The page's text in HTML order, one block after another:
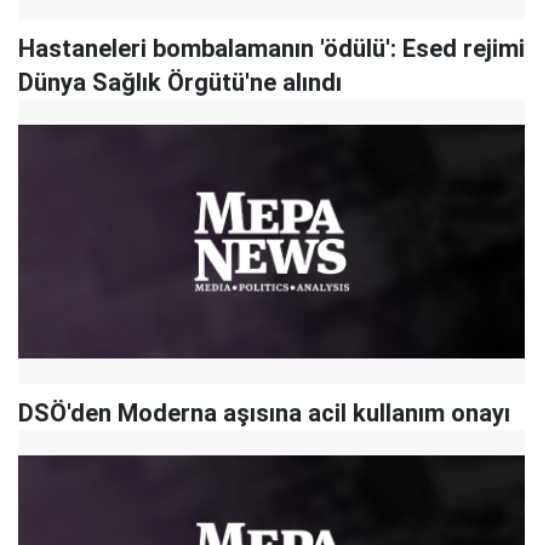
Hastaneleri bombalamanın 'ödülü': Esed rejimi
Dünya Sağlık Örgütü'ne alındı
DSÖ'den Moderna aşısına acil kullanım onayı